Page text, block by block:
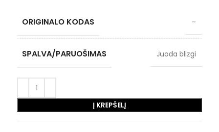
ORIGINALO KODAS –
SPALVA/PARUOŠIMAS Juoda blizgi
Į KREPŠELĮ